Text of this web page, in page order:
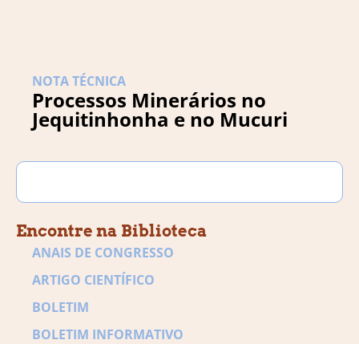
NOTA TÉCNICA
Processos Minerários no
Jequitinhonha e no Mucuri
Encontre na Biblioteca
ANAIS DE CONGRESSO
ARTIGO CIENTÍFICO
BOLETIM
BOLETIM INFORMATIVO